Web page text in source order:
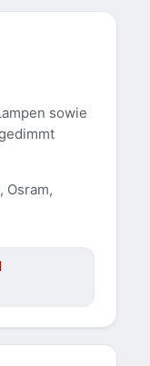
sowie
Osram,